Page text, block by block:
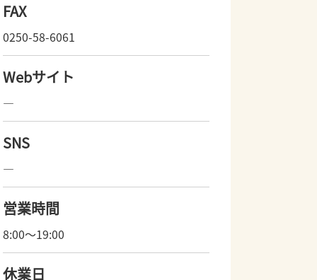
FAX
0250-58-6061
Webサイト
―
SNS
―
営業時間
8:00～19:00
休業日